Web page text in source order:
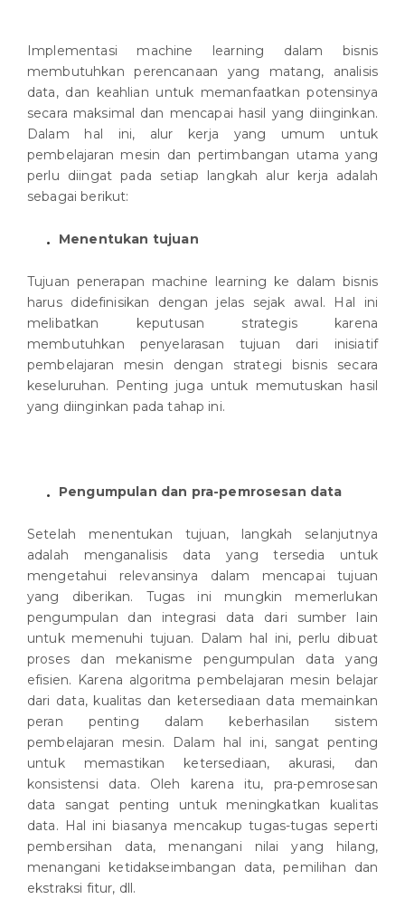
Implementasi machine learning dalam bisnis
membutuhkan perencanaan yang matang, analisis
data, dan keahlian untuk memanfaatkan potensinya
secara maksimal dan mencapai hasil yang diinginkan.
Dalam hal ini, alur kerja yang umum untuk
pembelajaran mesin dan pertimbangan utama yang
perlu diingat pada setiap langkah alur kerja adalah
sebagai berikut:
Menentukan tujuan
Tujuan penerapan machine learning ke dalam bisnis
harus didefinisikan dengan jelas sejak awal. Hal ini
melibatkan keputusan strategis karena
membutuhkan penyelarasan tujuan dari inisiatif
pembelajaran mesin dengan strategi bisnis secara
keseluruhan. Penting juga untuk memutuskan hasil
yang diinginkan pada tahap ini.
Pengumpulan dan pra-pemrosesan data
Setelah menentukan tujuan, langkah selanjutnya
adalah menganalisis data yang tersedia untuk
mengetahui relevansinya dalam mencapai tujuan
yang diberikan. Tugas ini mungkin memerlukan
pengumpulan dan integrasi data dari sumber lain
untuk memenuhi tujuan. Dalam hal ini, perlu dibuat
proses dan mekanisme pengumpulan data yang
efisien. Karena algoritma pembelajaran mesin belajar
dari data, kualitas dan ketersediaan data memainkan
peran penting dalam keberhasilan sistem
pembelajaran mesin. Dalam hal ini, sangat penting
untuk memastikan ketersediaan, akurasi, dan
konsistensi data. Oleh karena itu, pra-pemrosesan
data sangat penting untuk meningkatkan kualitas
data. Hal ini biasanya mencakup tugas-tugas seperti
pembersihan data, menangani nilai yang hilang,
menangani ketidakseimbangan data, pemilihan dan
ekstraksi fitur, dll.